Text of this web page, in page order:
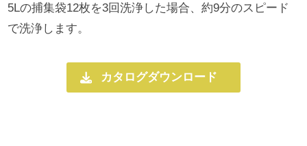
5Lの捕集袋12枚を3回洗浄した場合、約9分のスピード
で洗浄します。
カタログダウンロード